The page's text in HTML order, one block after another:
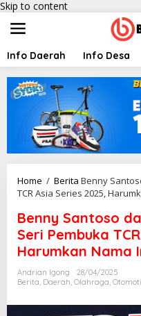
Skip to content
Info Daerah Info Desa
Home / Berita Benny
TCR Asia Series 2025,
Benny Santoso
Seri Pembuka
Harumkan Nama
Andrian Igong
28/04/2025
Berita, Daerah, Olahraga,